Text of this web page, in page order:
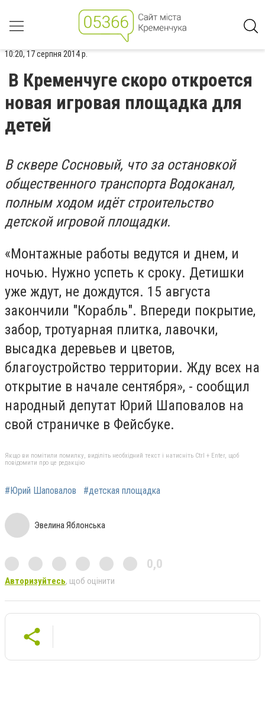
10:20, 17 серпня 2014 р.
В Кременчуге скоро откроется
новая игровая площадка для
детей
В сквере Сосновый, что за остановкой
общественного транспорта Водоканал,
полным ходом идёт строительство
детской игровой площадки.
«Монтажные работы ведутся и днем, и
ночью. Нужно успеть к сроку. Детишки
уже ждут, не дождутся. 15 августа
закончили "Корабль". Впереди покрытие,
забор, тротуарная плитка, лавочки,
высадка деревьев и цветов,
благоустройство территории. Жду всех на
открытие в начале сентября», - сообщил
народный депутат Юрий Шаповалов на
свой страничке в Фейсбуке.
Якщо ви помітили помилку, виділіть необхідний текст і натисніть Ctrl + Enter, щоб
повідомити про це редакцію
#Юрий Шаповалов #детская площадка
Эвелина Яблонська
0,0
Авторизуйтесь, щоб оцінити